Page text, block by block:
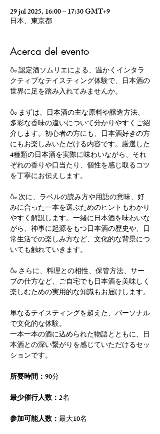
29 jul 2025, 16:00 – 17:30 GMT+9
日本、東京都
Acerca del evento
🍶 認定酒ソムリエによる、温かくインタラ
クティブなテイスティング体験で、日本酒の
世界に足を踏み入れてみませんか。
🍶 まずは、日本酒の主な原料や醸造方法、
多彩な香味の違いについて分かりやすくご紹
介します。初心者の方にも、日本酒好きの方
にもお楽しみいただける内容です。厳選した
4種類の日本酒を実際に味わいながら、それ
ぞれの香りや口当たり、個性を感じ取るコツ
を丁寧にお伝えします。
🍶 次に、ラベルの読み方や用語の意味、好
みに合った一本を選ぶためのヒントもわかり
やすく解説します。一緒に日本酒を味わいな
がら、神事に起源をもつ日本酒の歴史や、日
常生活での楽しみ方など、文化的な背景につ
いても触れていきます。
🍶 さらに、料理との相性、保管方法、サー
ブの仕方など、ご自宅でも日本酒を美味しく
楽しむための実用的な知識もお届けします。
単なるテイスティングを超えた、パーソナル
で文化的な体験。
一本一本の酒に込められた物語とともに、日
本酒との深い繋がりを感じていただけるセッ
ションです。
所要時間： 90分
最少催行人数： 2名
参加可能人数： 最大10名